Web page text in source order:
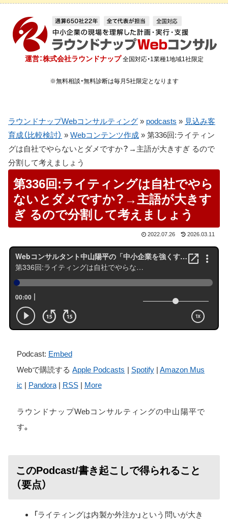
運営：株式会社ラウンドナップ 全国対応・1業種1地域1社限定
※無料相談・無料診断は毎月5社限定となります
ラウンドナップWebコンサルティング » podcasts » 見込み客
育成（比較検討） » Webコンテンツ作成 » 第336回:ライティン
グは自社でやらないとダメですか？→主語が大きすぎ るので
分割して考えましょう
第336回:ライティングは自社でやら
ないとダメですか？→主語が大きす
ぎ るので分割して考えましょう
2022.07.26 2026.03.11
Podcast: Embed
Webで購読するApple Podcasts | Spotify| Amazon Mus
ic | Pandora| RSS| More
ラウンドナップWebコンサルティングの中山陽平で
す。
このPodcast/書き起こしで得られること
（要点）
「ライティングは内製か外注か」という問いが大き